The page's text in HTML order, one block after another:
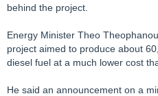
behind the project.
Energy Minister Theo
project aimed to produce about
diesel fuel at a much lower cost
He said an announcement on a